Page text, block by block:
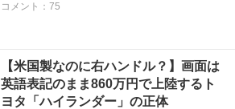
コメント：75
【米国製なのに右ハンドル？】画面は
英語表記のまま860万円で上陸するト
ヨタ「ハイランダー」の正体